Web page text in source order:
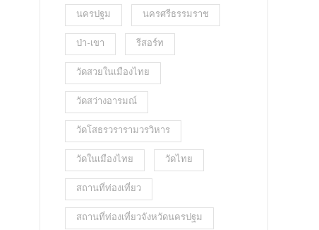
นครปฐม นครศรีธรรมราช
ป่า-เขา รีสอร์ท
วัดสวยในเมืองไทย
วัดสว่างอารมณ์
วัดโสธรวรารามวรวิหาร
วัดในเมืองไทย วัดไทย
สถานที่ท่องเที่ยว
สถานที่ท่องเที่ยวจังหวัดนครปฐม